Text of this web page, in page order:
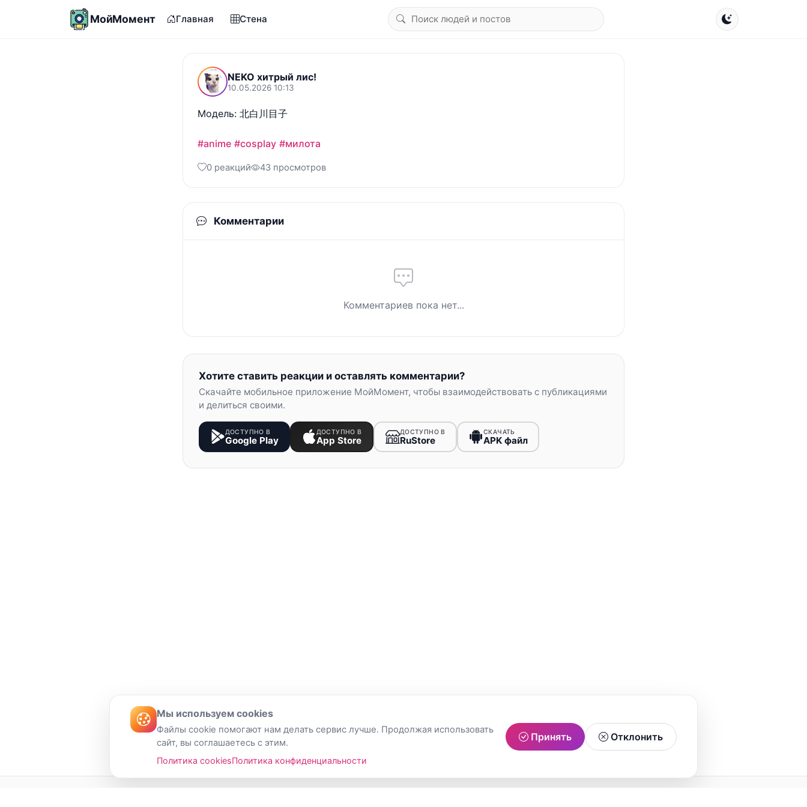
МойМомент Главная Стена
NEKO хитрый лис!
10.05.2026 10:13
Модель: 北白川目子
#anime #cosplay #милота
0 реакций 43 просмотров
Комментарии
Комментариев пока нет...
Хотите ставить реакции и оставлять комментарии?
Скачайте мобильное приложение МойМомент, чтобы взаимодействовать с публикациями
и делиться своими.
ДОСТУПНО В
Google Play
ДОСТУПНО В
App Store
ДОСТУПНО В
RuStore
СКАЧАТЬ
APK файл
Мы используем cookies
Файлы cookie помогают нам делать сервис лучше. Продолжая использовать
сайт, вы соглашаетесь с этим.
Политика cookiesПолитика конфиденциальности
Принять Отклонить